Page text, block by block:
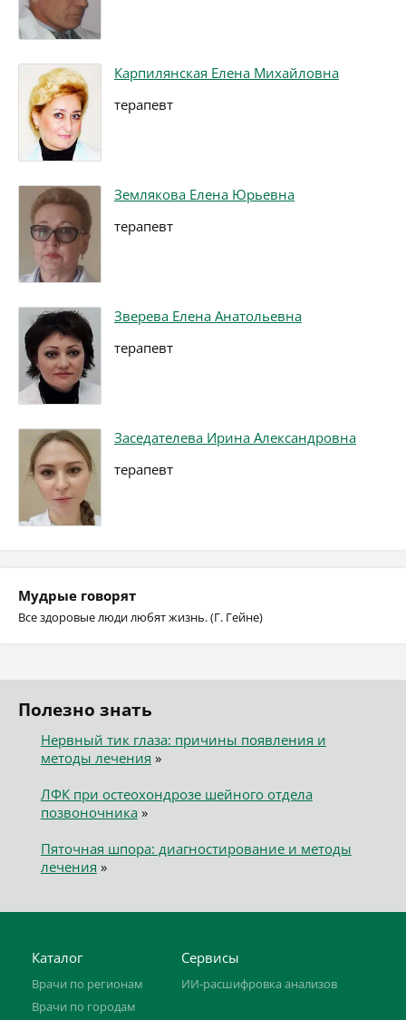
Карпилянская Елена Михайловна
терапевт
Землякова Елена Юрьевна
терапевт
Зверева Елена Анатольевна
терапевт
Заседателева Ирина Александровна
терапевт
Мудрые говорят
Все здоровые люди любят жизнь. (Г. Гейне)
Полезно знать
Нервный тик глаза: причины появления и
методы лечения »
ЛФК при остеохондрозе шейного отдела
позвоночника»
Пяточная шпора: диагностирование и методы
лечения »
Каталог
Врачи по регионам
Врачи по городам
Сервисы
ИИ-расшифровка анализов